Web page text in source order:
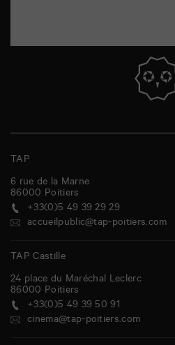
TAP
6 rue de la Marne
86000 Poitiers
+33(0)5 49 39 29 29
accueilpublic@tap-poitiers.com
TAP Castille
24 place du Maréchal Leclerc
86000 Poitiers
+33(0)5 49 39 50 91
cinema@tap-poitiers.com